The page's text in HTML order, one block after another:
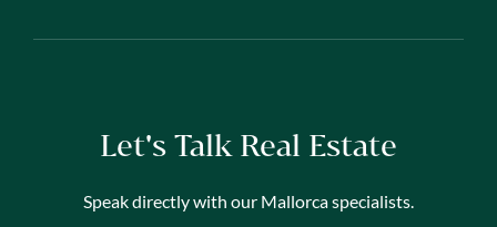
Let's Talk Real Estate
Speak directly with our Mallorca specialists.